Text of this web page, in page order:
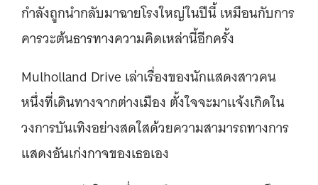
กำลังถูกนำกลับมาฉายโรงใหญ่ในปีนี้ เหมือนกับการ
คารวะต้นธารทางความคิดเหล่านี้อีกครั้ง
Mulholland Drive เล่าเรื่องของนักแสดงสาวคน
หนึ่งที่เดินทางจากต่างเมือง ตั้งใจจะมาเเจ้งเกิดใน
วงการบันเทิงอย่างสดใสด้วยความสามารถทางการ
แสดงอันเก่งกาจของเธอเอง